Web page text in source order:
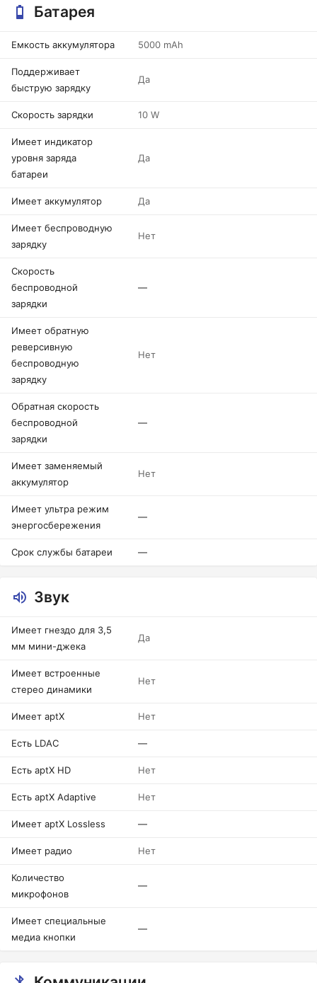
Батарея
Емкость аккумулятора 5000 mAh
Поддерживает
быструю зарядку
Да
Скорость зарядки 10 W
Имеет индикатор
уровня заряда
батареи
Да
Имеет аккумулятор Да
Имеет беспроводную
зарядку
Нет
Скорость
беспроводной
зарядки
—
Имеет обратную
реверсивную
беспроводную
зарядку
Нет
Обратная скорость
беспроводной
зарядки
—
Имеет заменяемый
аккумулятор
Нет
Имеет ультра режим
энергосбережения
—
Срок службы батареи —
Звук
Имеет гнездо для 3,5
мм мини-джека
Да
Имеет встроенные
стерео динамики
Нет
Имеет aptX Нет
Есть LDAC —
Есть aptX HD Нет
Есть aptX Adaptive Нет
Имеет aptX Lossless —
Имеет радио Нет
Количество
микрофонов
—
Имеет специальные
медиа кнопки
—